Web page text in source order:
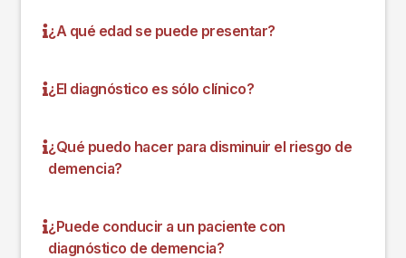
¿A qué edad se puede presentar?
¿El diagnóstico es sólo clínico?
¿Qué puedo hacer para disminuir el riesgo de
demencia?
¿Puede conducir a un paciente con
diagnóstico de demencia?